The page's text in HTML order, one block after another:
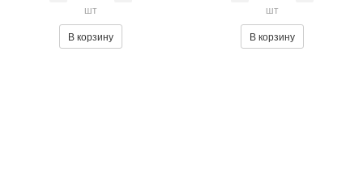
шт
В корзину
шт
В корзину